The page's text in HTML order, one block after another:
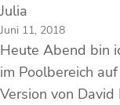
Julia
Juni 11, 2018
Heute Abend bin
im Poolbereich
Version von